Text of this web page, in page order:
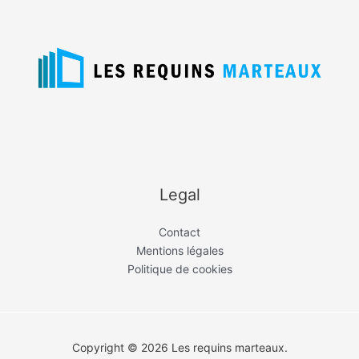
Legal
Contact
Mentions légales
Politique de cookies
Copyright © 2026 Les requins marteaux.